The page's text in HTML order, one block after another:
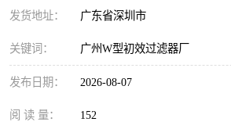
发货地址： 广东省深圳市
关键词： 广州W型初效过滤器厂
发布日期： 2026-08-07
阅 读 量： 152